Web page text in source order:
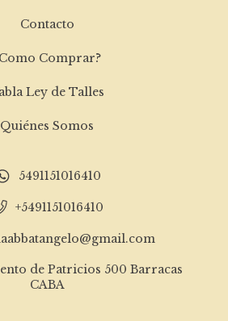
Contacto
Comprar?
Ley de Talles
Quiénes Somos
5491151016410
+5491151016410
de Patricios 500 Barracas
CABA